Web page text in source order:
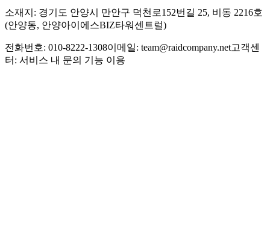
소재지: 경기도 안양시 만안구 덕천로152번길 25, 비동 2216호
(안양동, 안양아이에스BIZ타워센트럴)
전화번호: 010-8222-1308이메일: team@raidcompany.net고객센
터: 서비스 내 문의 기능 이용